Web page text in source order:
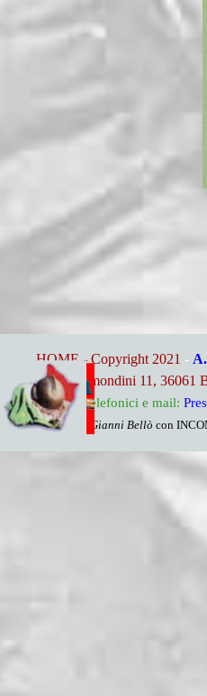
HOME - Copyright 2021 -
Via Remondini 11, 36061
Riferimenti telefonici e mail:
By Gianni Bellò con